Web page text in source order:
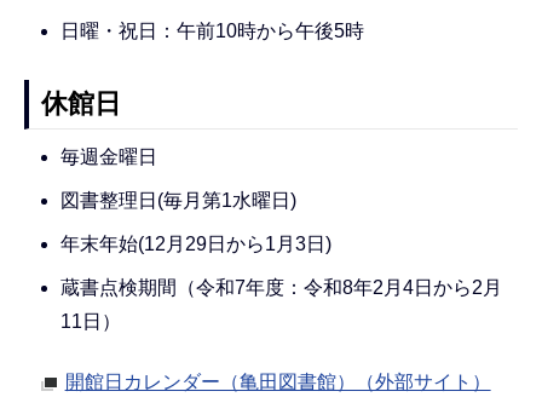
日曜・祝日：午前10時から午後5時
休館日
毎週金曜日
図書整理日(毎月第1水曜日)
年末年始(12月29日から1月3日)
蔵書点検期間（令和7年度：令和8年2月4日から2月
11日）
開館日カレンダー（亀田図書館）（外部サイト）